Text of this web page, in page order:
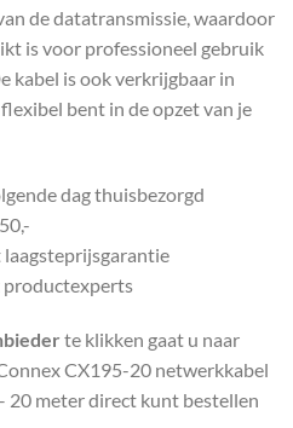
de datatransmissie, waardoor
is voor professioneel gebruik
kabel is ook verkrijgbaar in
bent in de opzet van je
dag thuisbezorgd
productexperts
te klikken gaat u naar
CX195-20 netwerkkabel
20 meter direct kunt bestellen